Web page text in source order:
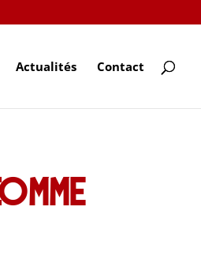
Actualités Contact